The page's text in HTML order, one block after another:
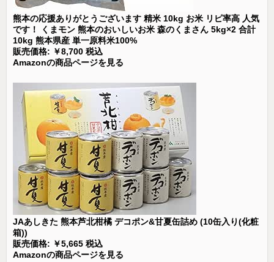
熊本の応援ありがとうございます 精米 10kg お米 リピ率高 人気
です！ くまモン 熊本のおいしいお米 森のくまさん 5kg×2 合計
10kg 熊本県産 単一原料米100%
販売価格: ￥8,700 税込
Amazonの商品ページを見る
JAあしきた 熊本芦北柑橘 デコポン&甘夏缶詰め (10缶入り(化粧
箱))
販売価格: ￥5,665 税込
Amazonの商品ページを見る